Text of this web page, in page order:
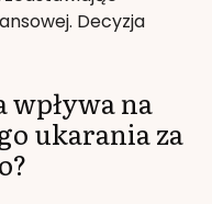
Decyzja
wpływa na
ukarania za